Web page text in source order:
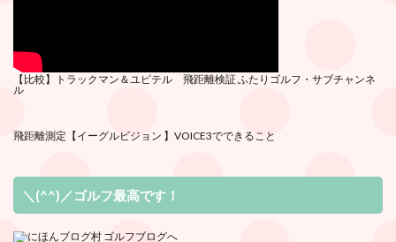
【比較】トラックマン＆ユピテル 飛距離検証ふたりゴルフ・サブチ ャンネ
ル
飛距離測定 【イーグルビジョン 】VOICE3でできること
＼(^^)／ゴルフ最高です！